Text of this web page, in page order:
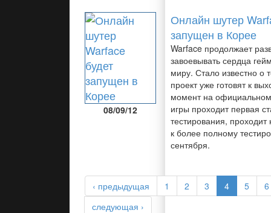
08/09/12
Онлайн шутер
запущен в Корее
Warface продолжает
завоевывать сердца
миру. Стало известно о
проект уже готовят к
момент на
игры проходит первая
тестирования, проходит
к более полному
сентября.
‹ предыдущая 1 2 3 4 5
6
следующая ›